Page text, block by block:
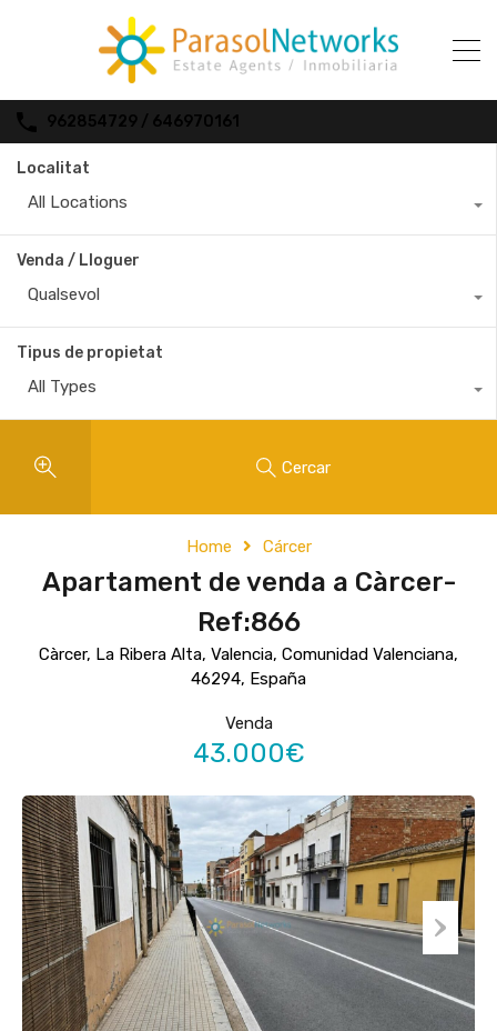
962854729 / 646970161
Localitat
All Locations
Venda / Lloguer
Qualsevol
Tipus de propietat
All Types
Cercar
Home Cárcer
Apartament de venda a Càrcer-
Ref:866
Càrcer, La Ribera Alta, Valencia, Comunidad Valenciana,
46294, España
Venda
43.000€